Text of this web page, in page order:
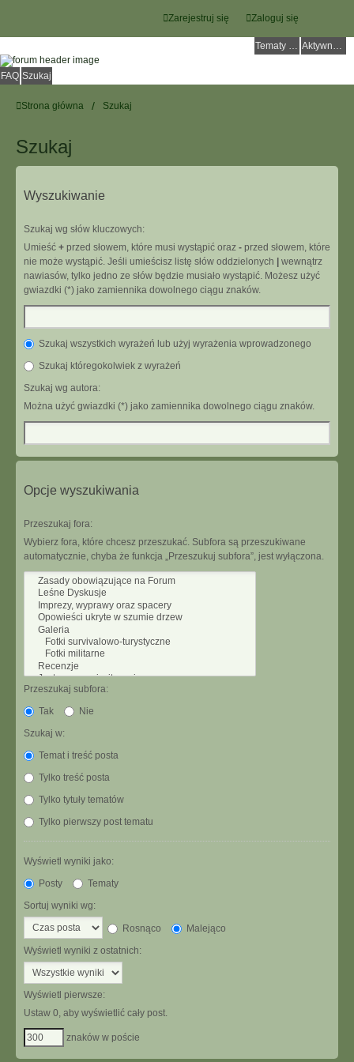
Zaloguj się
Zarejestruj się
Tematy bez odpowiedzi Aktywne tematy
FAQ Szukaj
Strona główna Szukaj
Szukaj
Wyszukiwanie
Szukaj wg słów kluczowych:
Umieść + przed słowem, które musi wystąpić oraz - przed słowem, które
nie może wystąpić. Jeśli umieścisz listę słów oddzielonych
wewnątrz
nawiasów, tylko jedno ze słów będzie musiało wystąpić. Możesz użyć
gwiazdki (*) jako zamiennika dowolnego ciągu znaków.
Szukaj wszystkich wyrażeń lub użyj wyrażenia wprowadzonego
Szukaj któregokolwiek z wyrażeń
Szukaj wg autora:
Można użyć gwiazdki (*) jako zamiennika dowolnego ciągu znaków.
Opcje wyszukiwania
Przeszukaj fora:
Wybierz fora, które chcesz przeszukać. Subfora są przeszukiwane
automatycznie, chyba że funkcja „Przeszukuj subfora”, jest wyłączona.
Przeszukaj subfora:
Tak
Nie
Szukaj w:
Temat i treść posta
Tylko treść posta
Tylko tytuły tematów
Tylko pierwszy post tematu
Wyświetl wyniki jako:
Posty
Tematy
Sortuj wyniki wg:
Rosnąco
Malejąco
Wyświetl wyniki z ostatnich:
Wyświetl pierwsze:
Ustaw 0, aby wyświetlić cały post.
znaków w poście